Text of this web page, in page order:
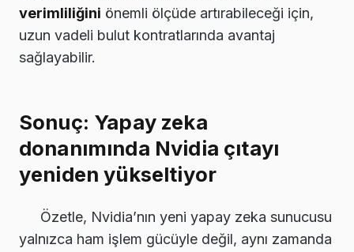
verimliliğini önemli ölçüde artırabileceği için,
uzun vadeli bulut kontratlarında avantaj
sağlayabilir.
Sonuç: Yapay zeka
donanımında Nvidia çıtayı
yeniden yükseltiyor
Özetle, Nvidia’nın yeni yapay zeka sunucusu
yalnızca ham işlem gücüyle değil, aynı zamanda